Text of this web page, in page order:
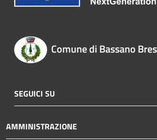
Comune di Bassano
SEGUICI SU
AMMINISTRAZIONE